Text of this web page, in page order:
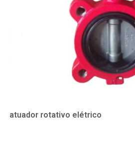
atuador rotativo elétrico